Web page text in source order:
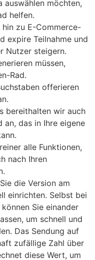
auswählen möchten,
helfen.
zu E-Commerce-
expire Teilnahme und
Nutzer steigern.
müssen,
Rad.
offerieren
bereithalten wir auch
an, das in Ihre eigene
alle Funktionen,
nach Ihren
die Version am
einrichten. Selbst bei
Sie einander
um schnell und
Das Sendung auf
zufällige Zahl über
diese Wert, um